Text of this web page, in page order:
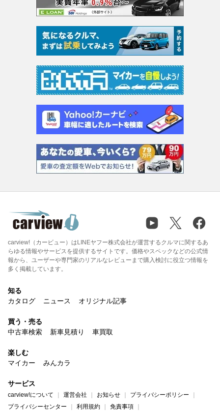
carview!（カービュー）はLINEヤフー株式会社が運営するクルマに関するあ
らゆる情報やサービスを提供するサイトです。価格やスペックなどの公式情
報から、ユーザーや専門家のリアルなレビューまで購入検討に役立つ情報を
多く掲載しています。
知る
カタログ
ニュース オリジナル記事
買う・売る
中古車検索
新車見積り 車買取
楽しむ
マイカー
みんカラ
サービス
carview!について 運営会社 お知らせ
プライバシーポリシー
プライバシーセンター
利用規約 免責事項